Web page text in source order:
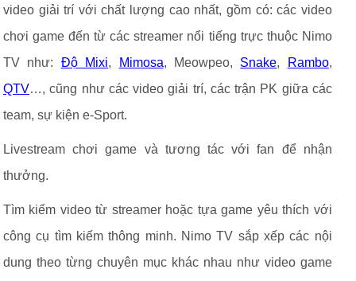
video giải trí với chất lượng cao nhất, gồm có: các video
chơi game đến từ các streamer nổi tiếng trực thuộc Nimo
TV như: Độ Mixi, Mimosa, Meowpeo, Snake, Rambo,
QTV…, cũng như các video giải trí, các trận PK giữa các
team, sự kiện e-Sport.
Livestream chơi game và tương tác với fan để nhận
thưởng.
Tìm kiếm video từ streamer hoặc tựa game yêu thích với
công cụ tìm kiếm thông minh. Nimo TV sắp xếp các nội
dung theo từng chuyên mục khác nhau như video game